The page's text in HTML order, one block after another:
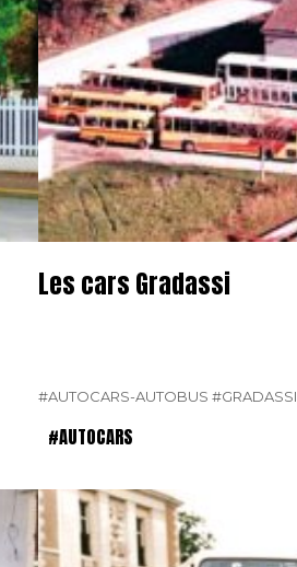
Les cars Gradassi
#AUTOCARS-AUTOBUS #GRADASSI
#AUTOCARS